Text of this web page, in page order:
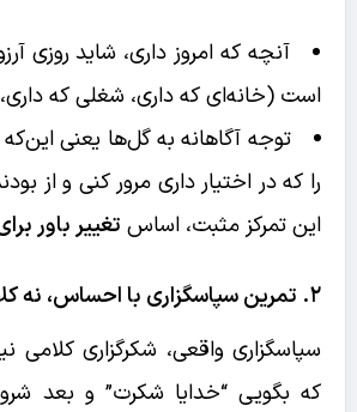
آنچه که امروز داری، شاید روزی
است (خانه‌ای که داری، شغلی که
توجه آگاهانه به گل‌ها یعنی
را که در اختیار داری مرور کنی و از
این تمرکز مثبت، اساس تغییر باور
۲. تمرین سپاسگزاری با احساس، نه کلام!
سپاسگزاری واقعی، شکرگزاری
که بگویی “خدایا شکرت” و بعد